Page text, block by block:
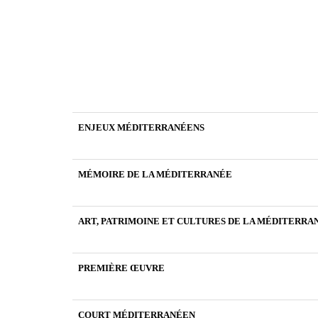
ENJEUX MÉDITERRANÉENS
MÉMOIRE DE LA MÉDITERRANÉE
ART, PATRIMOINE ET CULTURES DE LA
PREMIÈRE ŒUVRE
COURT MÉDITERRANÉEN